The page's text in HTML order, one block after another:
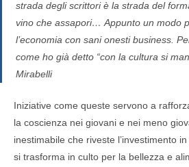
strada degli scrittori è la strada del
vino che assapori… Appunto un modo
l’economia con sani onesti business.
come ho già detto “con la cultura si
Mirabelli
Iniziative come queste servono a
la coscienza nei giovani e nei meno
inestimabile che riveste l’investimento
si trasforma in culto per la bellezza e